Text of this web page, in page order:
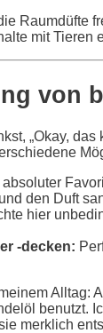
Raumdüfte
mit Tieren
von
„Okay,
absoluter
den Duft
hier
-decken:
Alltag:
benutzt.
merklich